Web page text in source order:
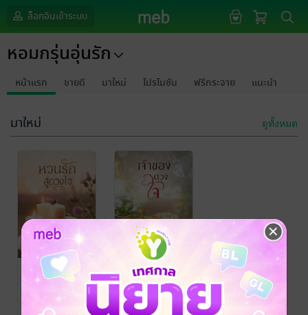
ล็อกอินเข้าระบบ
หอมกรุ่นอุ่นรัก
หน้าแรก ขายดี มาใหม่ โปรโมชัน ฟรีกระจาย แนะนำ
มาใหม่ ดูทั้งหมด
หวนรักสู่ดวงใจ
หอมกรุ่นอุ่นรัก /
หอมกรุ่นอุ่นรัก
นิยายรัก
5 Rating
เจ้าของดวงใจ
หอมกรุ่นอุ่นรัก
นิยายรัก
2 Rating